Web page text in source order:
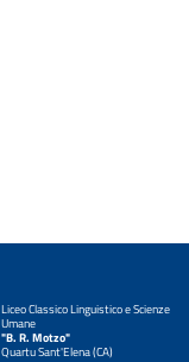
Liceo Classico Linguistico e Scienze
Umane
"B. R. Motzo"
Quartu Sant'Elena (CA)